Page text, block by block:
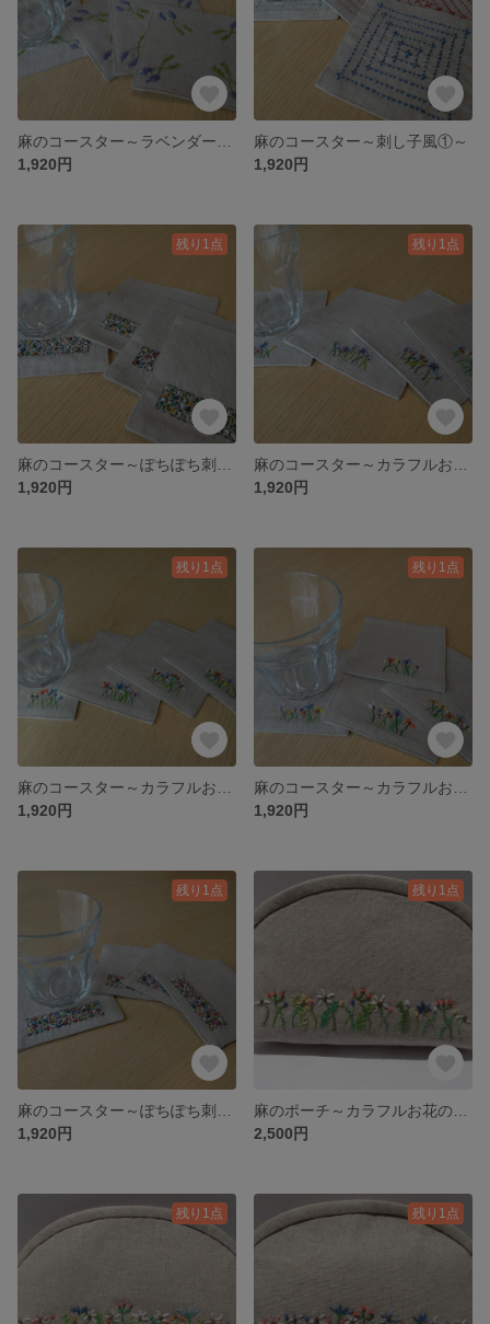
1,920円
麻のコースター～刺し子風①～
1,920円
残り1点
1,920円
残り1点
1,920円
残り1点
1,920円
残り1点
1,920円
残り1点
1,920円
残り1点
2,500円
残り1点 残り1点